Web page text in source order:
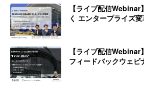
【ライブ配信
く エンタープライズ
【ライブ配信
フィードバックウェビ